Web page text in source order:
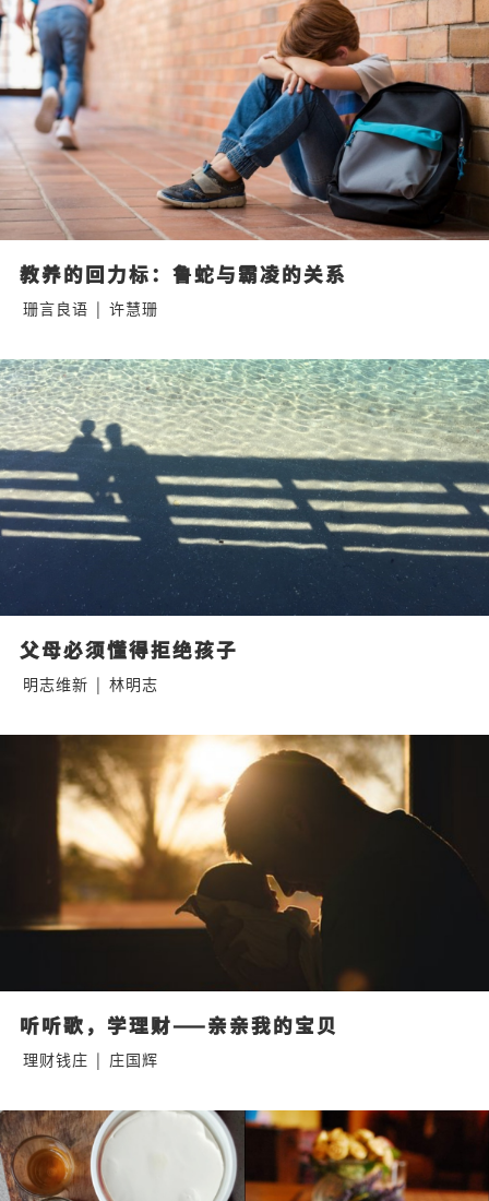
教养的回力标：鲁蛇与霸凌的关系
珊言良语 | 许慧珊
父母必须懂得拒绝孩子
明志维新 | 林明志
听听歌，学理财——亲亲我的宝贝
理财钱庄 | 庄国辉